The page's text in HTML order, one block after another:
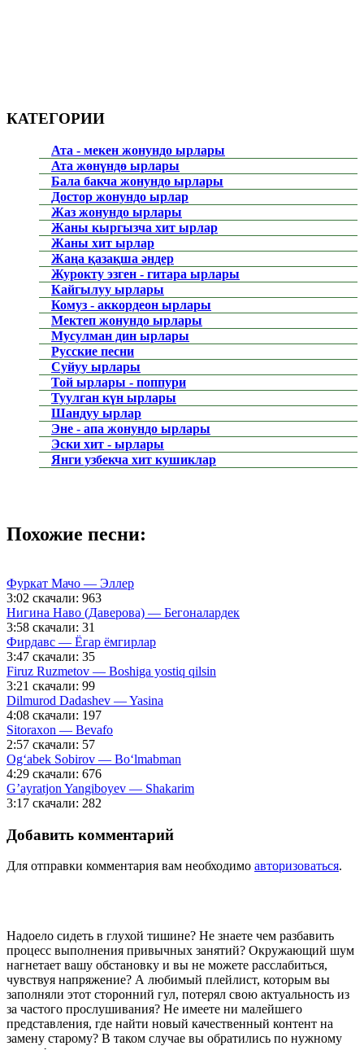
КАТЕГОРИИ
Ата - мекен жонундо ырлары
Ата жөнүндө ырлары
Бала бакча жонундо ырлары
Достор жонундо ырлар
Жаз жонундо ырлары
Жаны кыргызча хит ырлар
Жаны хит ырлар
Жаңа қазақша әндер
Журокту эзген - гитара ырлары
Кайгылуу ырлары
Комуз - аккордеон ырлары
Мектеп жонундо ырлары
Мусулман дин ырлары
Русские песни
Суйуу ырлары
Той ырлары - поппури
Туулган күн ырлары
Шандуу ырлар
Эне - апа жонундо ырлары
Эски хит - ырлары
Янги узбекча хит кушиклар
Похожие песни:
Фуркат Мачо — Эллер
3:02 скачали: 963
Нигина Наво (Даверова) — Бегоналардек
3:58 скачали: 31
Фирдавс — Ёгар ёмгирлар
3:47 скачали: 35
Firuz Ruzmetov — Boshiga yostiq qilsin
3:21 скачали: 99
Dilmurod Dadashev — Yasina
4:08 скачали: 197
Sitoraxon — Bevafo
2:57 скачали: 57
Og‘abek Sobirov — Bo‘lmabman
4:29 скачали: 676
G’ayratjon Yangiboyev — Shakarim
3:17 скачали: 282
Добавить комментарий
Для отправки комментария вам необходимо авторизоваться.
Надоело сидеть в глухой тишине? Не знаете чем разбавить
процесс выполнения привычных занятий? Окружающий шум
нагнетает вашу обстановку и вы не можете расслабиться,
чувствуя напряжение? А любимый плейлист, которым вы
заполняли этот сторонний гул, потерял свою актуальность из
за частого прослушивания? Не имеете ни малейшего
представления, где найти новый качественный контент на
замену старому? В таком случае вы обратились по нужному
адресу!